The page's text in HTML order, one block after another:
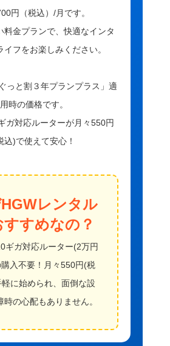
円（税込）/月です。
料金プランで、快適なインタ
イフをお楽しみください。
っと割３年プランプラス」適
用時の価格です。
ガ対応ルーターが月々550円
込)で使えて安心！
レンタル
すすめなの？
ギガ対応ルーター(2万円
購入不要！月々550円(税
に始められ、面倒な設
時の心配もありません。